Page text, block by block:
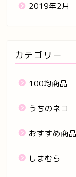
2019年2月
カテゴリー
100均商品
うちのネコ
おすすめ商品
しまむら